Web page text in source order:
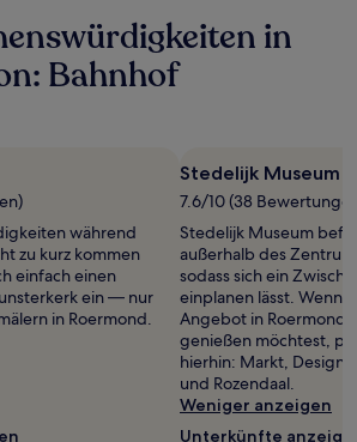
in
Bahnhof
während
zu kurz kommen
einfach einen
ein — nur
in Roermond.
Stedelijk Museum
7.6/10 (38
Stedelijk Museum
außerhalb des
sodass sich ein
einplanen lässt. Wenn
Angebot in Roermond
genießen möchtest,
hierhin: Markt,
und Rozendaal.
Weniger anzeigen
Unterkünfte